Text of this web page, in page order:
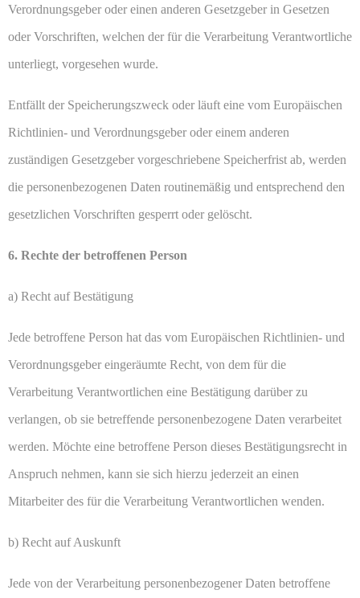
Verordnungsgeber oder einen anderen Gesetzgeber in Gesetzen
oder Vorschriften, welchen der für die Verarbeitung Verantwortliche
unterliegt, vorgesehen wurde.
Entfällt der Speicherungszweck oder läuft eine vom Europäischen
Richtlinien- und Verordnungsgeber oder einem anderen
zuständigen Gesetzgeber vorgeschriebene Speicherfrist ab, werden
die personenbezogenen Daten routinemäßig und entsprechend den
gesetzlichen Vorschriften gesperrt oder gelöscht.
6. Rechte der betroffenen Person
a) Recht auf Bestätigung
Jede betroffene Person hat das vom Europäischen Richtlinien- und
Verordnungsgeber eingeräumte Recht, von dem für die
Verarbeitung Verantwortlichen eine Bestätigung darüber zu
verlangen, ob sie betreffende personenbezogene Daten verarbeitet
werden. Möchte eine betroffene Person dieses Bestätigungsrecht in
Anspruch nehmen, kann sie sich hierzu jederzeit an einen
Mitarbeiter des für die Verarbeitung Verantwortlichen wenden.
b) Recht auf Auskunft
Jede von der Verarbeitung personenbezogener Daten betroffene